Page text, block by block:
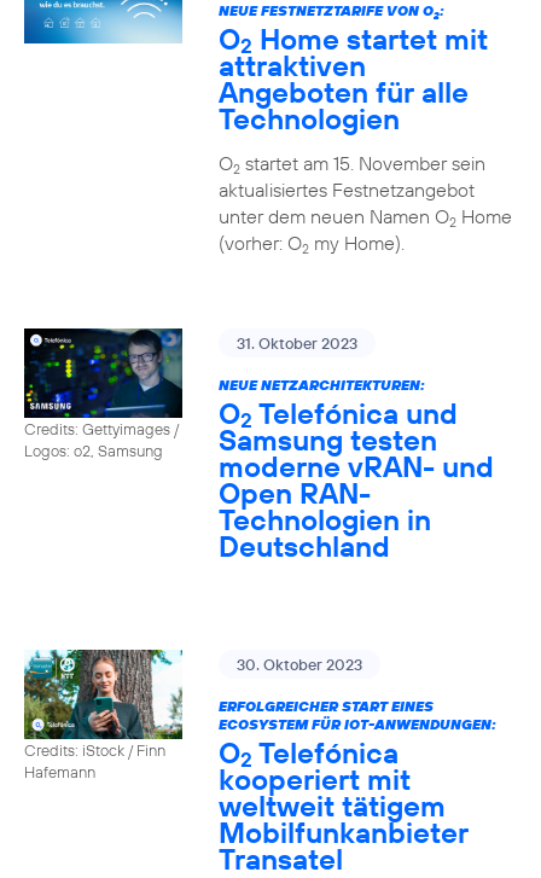
NEUE FESTNETZTARIFE VON O2:
O2 Home startet mit
attraktiven
Angeboten für alle
Technologien
O2startet am 15. November sein
aktualisiertes Festnetzangebot
unter dem neuen Namen O2Home
(vorher: O2my Home).
Credits: Gettyimages /
Logos: o2, Samsung
31. Oktober 2023
NEUE NETZARCHITEKTUREN:
O2 Telefónica und
Samsung testen
moderne vRAN- und
Open RAN-
Technologien in
Deutschland
Credits: iStock / Finn
Hafemann
30. Oktober 2023
ERFOLGREICHER START EINES
ECOSYSTEM FÜR IOT-ANWENDUNGEN:
O2 Telefónica
kooperiert mit
weltweit tätigem
Mobilfunkanbieter
Transatel